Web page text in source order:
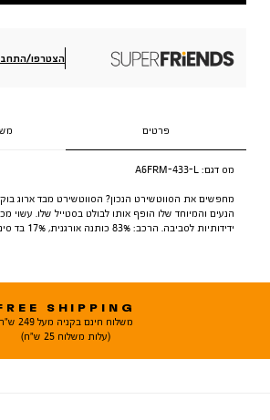
הצטרפו/
פרטים
מס דגם: A6FRM-433-L
מחפשים את הסווטשירט הנכון? הסווטשירט מבד ארוג
הנעים והמיוחד שלו הופף אותו לבולט בסטייל שלו. עשוי
ידידותיות לסביבה. הרכב: 83% כותנה אורגנית, 17% בד סינטטי
SHIPPING
משלוח חינם בקניה מעל 249 ש"ח
(עלות משלוח 25 ש"ח)